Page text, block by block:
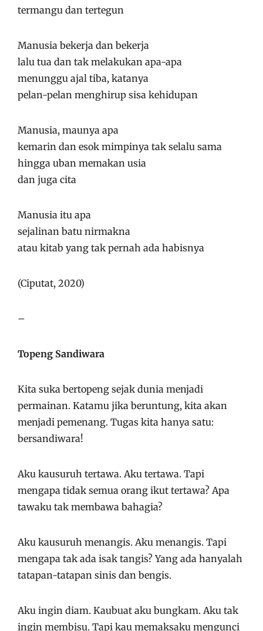
termangu dan tertegun
Manusia bekerja dan bekerja
lalu tua dan tak melakukan apa-apa
menunggu ajal tiba, katanya
pelan-pelan menghirup sisa kehidupan
Manusia, maunya apa
kemarin dan esok mimpinya tak selalu sama
hingga uban memakan usia
dan juga cita
Manusia itu apa
sejalinan batu nirmakna
atau kitab yang tak pernah ada habisnya
(Ciputat, 2020)
–
Topeng Sandiwara
Kita suka bertopeng sejak dunia menjadi
permainan. Katamu jika beruntung, kita akan
menjadi pemenang. Tugas kita hanya satu:
bersandiwara!
Aku kausuruh tertawa. Aku tertawa. Tapi
mengapa tidak semua orang ikut tertawa? Apa
tawaku tak membawa bahagia?
Aku kausuruh menangis. Aku menangis. Tapi
mengapa tak ada isak tangis? Yang ada hanyalah
tatapan-tatapan sinis dan bengis.
Aku ingin diam. Kaubuat aku bungkam. Aku tak
ingin membisu. Tapi kau memaksaku mengunci